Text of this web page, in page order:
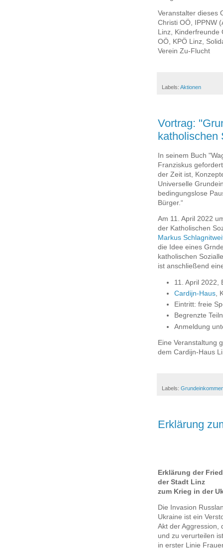
Veranstalter dieses
Christi OÖ, IPPNW
Linz,
OÖ, KPÖ Linz,
Verein Zu-Flucht
Labels: Aktionen
Vortrag:
katholischen
In seinem Buch
Franziskus
der Zeit ist,
Universelle
bedingungslose
Bürger.“
Am 11. April 2022
der Katholischen
Markus
die Idee eines
katholischen
ist anschließend
11. April 2022,
Cardijn-Haus ,
Eintritt: freie
Begrenzte
Anmeldung
Eine Veranstaltung
dem Cardijn-Haus
Labels:
Erklärung
Erklärung der
der Stadt Linz
zum Krieg in der
Die Invasion
Ukraine ist ein
Akt der Aggression,
und zu verurteilen
in erster Linie